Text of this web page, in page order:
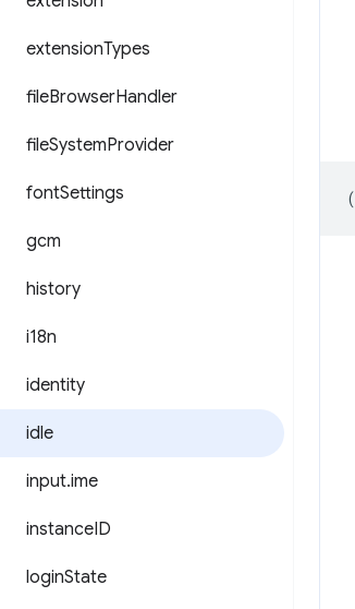
extensionTypes
fileBrowserHandler
fileSystemProvider
fontSettings
gcm
history
i18n
identity
idle
input.ime
instanceID
loginState
(